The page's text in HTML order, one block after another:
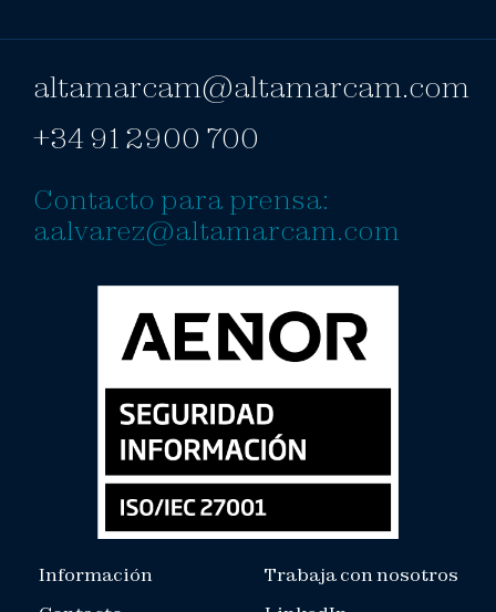
altamarcam@altamarcam.com
+34 91 2900 700
Contacto para prensa:
aalvarez@altamarcam.com
Información
Trabaja con nosotros